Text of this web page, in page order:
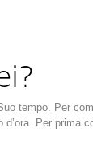
tempo. Per
d’ora. Per prima